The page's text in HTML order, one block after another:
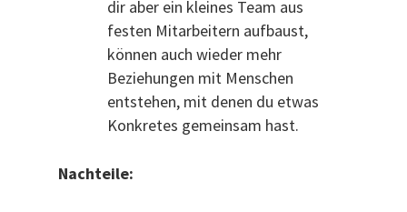
dir aber ein kleines Team aus
festen Mitarbeitern aufbaust,
können auch wieder mehr
Beziehungen mit Menschen
entstehen, mit denen du etwas
Konkretes gemeinsam hast.
Nachteile: